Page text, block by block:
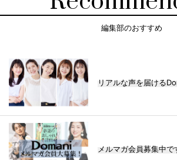
編集部のおすすめ
リアルな声を届ける
メルマガ会員募集中で